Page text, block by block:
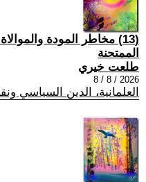
(13) مخاطر المودة
الممتحنة
طلعت خيري
2026 / 8 / 8
العلمانية، الدين السياسي